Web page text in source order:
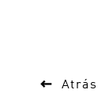
 Atrás